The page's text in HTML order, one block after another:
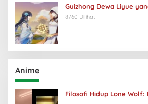
Guizhong Dewa Liyue
8760 Dilihat
Anime
Filosofi Hidup Lone